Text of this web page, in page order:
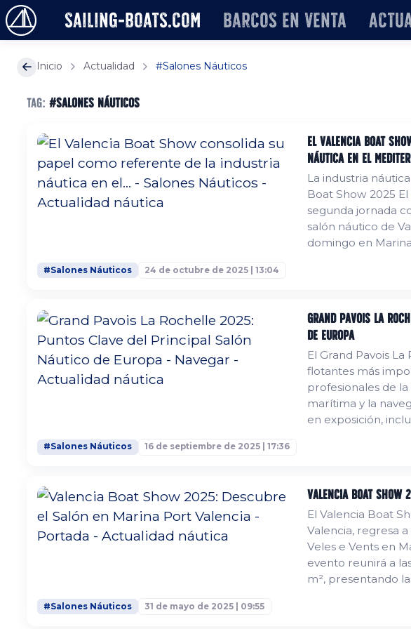
sailing-boats.com Barcos en venta
Inicio Actualidad #Salones Náuticos
Tag: #Salones Náuticos
El Valencia Boat
náutica en el
La industria
Boat Show 2025
segunda jornada
salón náutico de
domingo en
#Salones Náuticos 24 de octubre de 2025 | 13:04
Grand Pavois La
de Europa
El Grand Pavois
flotantes más
profesionales de
marítima y la navegación
en exposición,
#Salones Náuticos 16 de septiembre de 2025 | 17:36
Valencia Boat Show
El Valencia Boat
Valencia, regresa
Veles e Vents en
evento reunirá a
m², presentando
#Salones Náuticos 31 de mayo de 2025 | 09:55